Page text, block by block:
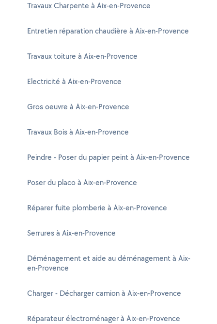
Travaux Charpente à Aix-en-Provence
Entretien réparation chaudière à Aix-en-Provence
Travaux toiture à Aix-en-Provence
Electricité à Aix-en-Provence
Gros oeuvre à Aix-en-Provence
Travaux Bois à Aix-en-Provence
Peindre - Poser du papier peint à Aix-en-Provence
Poser du placo à Aix-en-Provence
Réparer fuite plomberie à Aix-en-Provence
Serrures à Aix-en-Provence
Déménagement et aide au déménagement à Aix-
en-Provence
Charger - Décharger camion à Aix-en-Provence
Réparateur électroménager à Aix-en-Provence